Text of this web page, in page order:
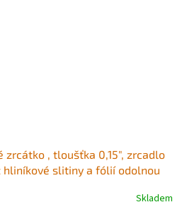
zrcátko , tloušťka 0,15", zrcadlo
hliníkové slitiny a fólií odolnou
Skladem